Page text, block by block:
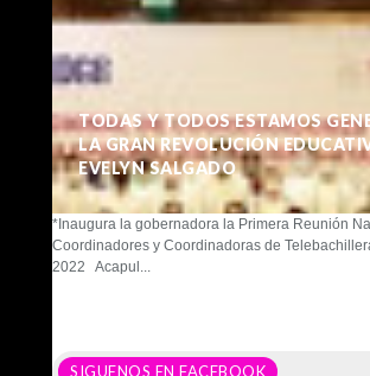
TODAS Y TODOS ESTAMOS
LA GRAN REVOLUCIÓN
EVELYN SALGADO
*Inaugura la gobernadora la Primera Reunión
Coordinadores y Coordinadoras de
2022 Acapul...
SIGUENOS EN FACEBOOK